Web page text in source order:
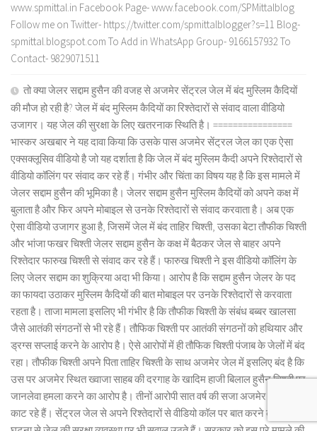
www.spmittal.in Facebook Page- www.facebook.com/SPMittalblog
Follow me on Twitter- https://twitter.com/spmittalblogger?s=11 Blog-
spmittal.blogspot.com To Add in WhatsApp Group- 9166157932 To
Contact- 9829071511
तो क्या जेलर सद्दाम हुसैन की वजह से अजमेर सेंट्रल जेल में बंद मुस्लिम कैदियों
की मौज हो रही है? जेल में बंद मुस्लिम कैदियों का रिश्तेदारों से संवाद वाला वीडियो
उजागर। यह जेल की सुरक्षा के लिए खतरनाक स्थिति है। ================
भास्कर अखबार ने यह दावा किया कि उसके पास अजमेर सेंट्रल जेल का एक ऐसा
एक्सक्लूसिव वीडियो है जो यह दर्शाता है कि जेल में बंद मुस्लिम कैदी अपने रिश्तेदारों से
वीडियो कॉलिंग पर संवाद कर रहे हैं। गंभीर और चिंता का विषय यह है कि इस मामले में
जेलर सद्दाम हुसैन की भूमिका है। जेलर सद्दाम हुसैन मुस्लिम कैदियों को अपने कक्ष में
बुलाता है और फिर अपने मोबाइल से उनके रिश्तेदारों से संवाद करवाता है। अब एक
ऐसा वीडियो उजागर हुआ है, जिसमें जेल में बंद ताहिर चिश्ती, उसका बेटा तौफीक चिश्ती
और भांजा फखर चिश्ती जेलर सद्दाम हुसैन के कक्ष में बैठकर जेल से बाहर अपने
रिश्तेदार फारुख चिश्ती से संवाद कर रहे हैं। फारुख चिश्ती ने इस वीडियो कॉलिंग के
लिए जेलर सद्दाम का शुक्रिया अदा भी किया। आरोप है कि सद्दाम हुसैन जेलर के पद
का फायदा उठाकर मुस्लिम कैदियों की बात मोबाइल पर उनके रिश्तेदारों से करवाता
रहता है। ताजा मामला इसलिए भी गंभीर है कि तौफीक चिश्ती के संबंध बब्बर खालसा
जैसे आतंकी संगठनों से भी रहे हैं। तौफिक चिश्ती पर आतंकी संगठनों को हथियार और
ड्रग्स सप्लाई करने के आरोप है। ऐसे आरोपों में ही तौफिक चिश्ती पंजाब के जेलों में बंद
रहा। तौफीक चिश्ती अपने पिता ताहिर चिश्ती के साथ अजमेर जेल में इसलिए बंद है कि
उस पर अजमेर स्थित ख्वाजा साहब की दरगाह के खादिम हाजी बिलाल हुसैन चिश्ती पर
जानलेवा हमला करने का आरोप है। तीनों आरोपी सात वर्ष की सजा अजमेर जेल में
काट रहे हैं। सेंट्रल जेल से अपने रिश्तेदारों से वीडियो कॉल पर बात करने की इस